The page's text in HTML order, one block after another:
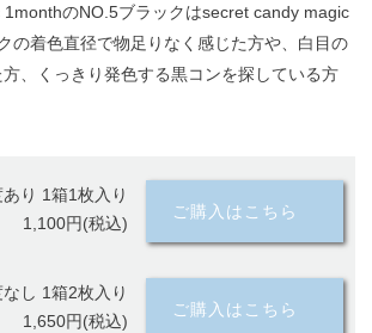
のNO.5ブラックはsecret candy magic
の着色直径で物足りなく感じた方や、白目の
、くっきり発色する黒コンを探している方
あり 1箱1枚入り
1,100円(税込)
ご購入はこちら
なし 1箱2枚入り
1,650円(税込)
ご購入はこちら